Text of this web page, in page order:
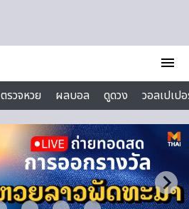
menu
ตรวจหวย ผลบอล ดูดวง
วอลเปเป